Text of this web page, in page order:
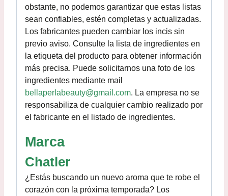
obstante, no podemos garantizar que estas listas
sean confiables, estén completas y actualizadas.
Los fabricantes pueden cambiar los incis sin
previo aviso. Consulte la lista de ingredientes en
la etiqueta del producto para obtener información
más precisa. Puede solicitarnos una foto de los
ingredientes mediante mail
bellaperlabeauty@gmail.com. La empresa no se
responsabiliza de cualquier cambio realizado por
el fabricante en el listado de ingredientes.
Marca
Chatler
¿Estás buscando un nuevo aroma que te robe el
corazón con la próxima temporada? Los